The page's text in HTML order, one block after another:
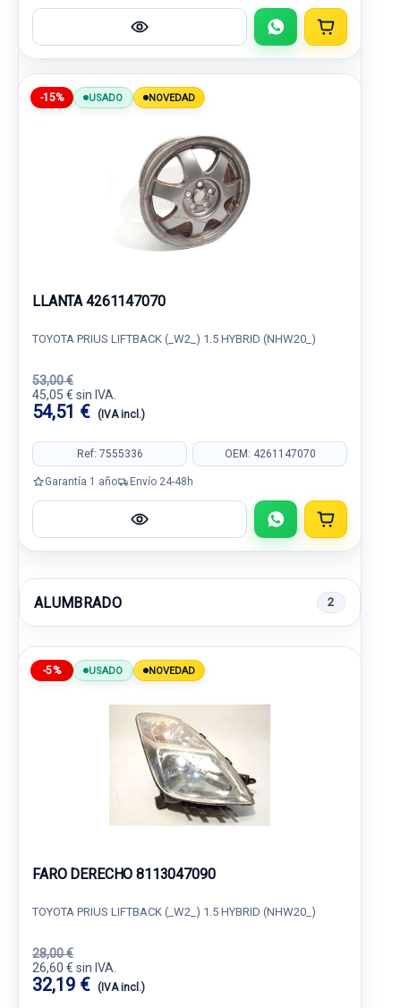
-15% USADO NOVEDAD
LLANTA 4261147070
TOYOTA PRIUS LIFTBACK (_W2_) 1.5 HYBRID (NHW20_)
53,00 €
45,05 € sin IVA.
54,51 € (IVA incl.)
Ref: 7555336 OEM: 4261147070
Garantía 1 año Envío 24-48h
ALUMBRADO 2
-5% USADO NOVEDAD
FARO DERECHO 8113047090
TOYOTA PRIUS LIFTBACK (_W2_) 1.5 HYBRID (NHW20_)
28,00 €
26,60 € sin IVA.
32,19 € (IVA incl.)